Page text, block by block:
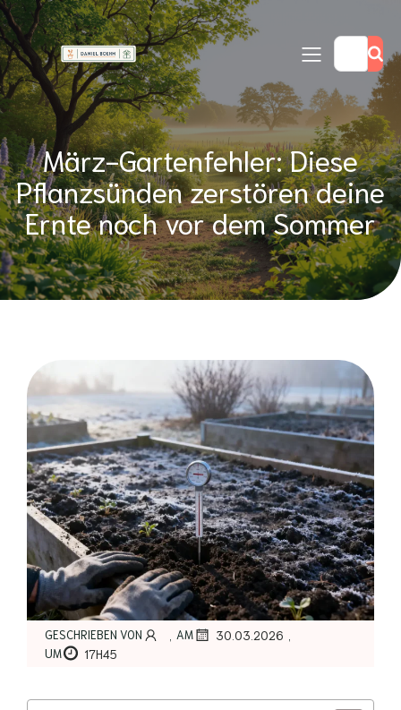
März-Gartenfehler: Diese
Pflanzsünden zerstören deine
Ernte noch vor dem Sommer
GESCHRIEBEN VON , AM 30.03.2026 ,
UM 17H45